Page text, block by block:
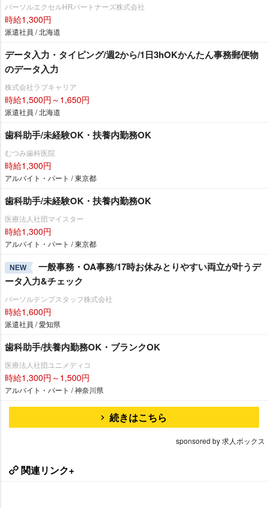
パーソルエクセルHRパートナーズ株式会社
時給1,300円
派遣社員 / 北海道
データ入力・タイピング/週2から/1日3hOKかんたん事務郵便物
のデータ入力
株式会社ラブキャリア
時給1,500円～1,650円
派遣社員 / 北海道
歯科助手/未経験OK・扶養内勤務OK
むつみ歯科医院
時給1,300円
アルバイト・パート / 東京都
歯科助手/未経験OK・扶養内勤務OK
医療法人社団マイスター
時給1,300円
アルバイト・パート / 東京都
NEW
一般事務・OA事務/17時お休みとりやすい両立が叶うデ
ータ入力&チェック
パーソルテンプスタッフ株式会社
時給1,600円
派遣社員 / 愛知県
歯科助手/扶養内勤務OK・ブランクOK
医療法人社団ユニメディコ
時給1,300円～1,500円
アルバイト・パート / 神奈川県
続きはこちら
sponsored by 求人ボックス
関連リンク+